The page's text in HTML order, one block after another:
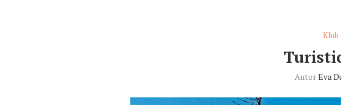
Klub
AutorEva